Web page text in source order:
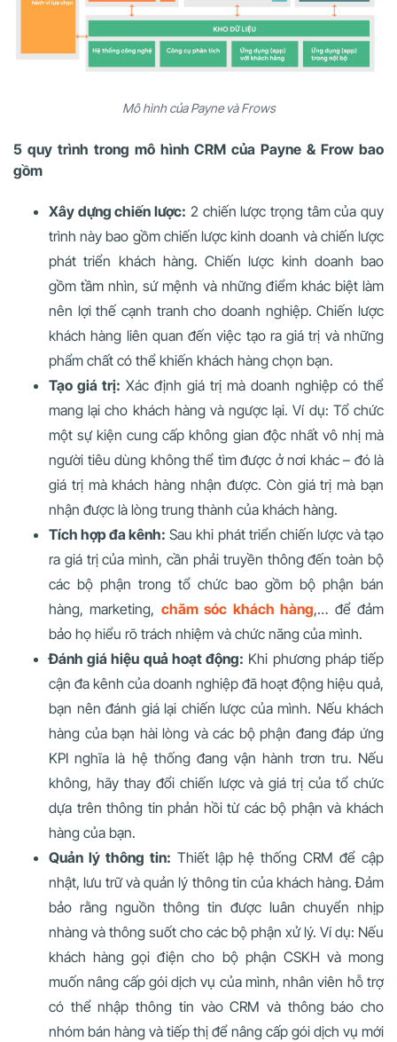
Mô hình của Payne và Frows
5 quy trình trong mô hình CRM của Payne & Frow bao
gồm
Xây dựng chiến lược: 2 chiến lược trọng tâm của quy
trình này bao gồm chiến lược kinh doanh và chiến lược
phát triển khách hàng. Chiến lược kinh doanh bao
gồm tầm nhìn, sứ mệnh và những điểm khác biệt làm
nên lợi thế cạnh tranh cho doanh nghiệp. Chiến lược
khách hàng liên quan đến việc tạo ra giá trị và những
phẩm chất có thể khiến khách hàng chọn bạn.
Tạo giá trị: Xác định giá trị mà doanh nghiệp có thể
mang lại cho khách hàng và ngược lại. Ví dụ: Tổ chức
một sự kiện cung cấp không gian độc nhất vô nhị mà
người tiêu dùng không thể tìm được ở nơi khác – đó là
giá trị mà khách hàng nhận được. Còn giá trị mà bạn
nhận được là lòng trung thành của khách hàng.
Tích hợp đa kênh: Sau khi phát triển chiến lược và tạo
ra giá trị của mình, cần phải truyền thông đến toàn bộ
các bộ phận trong tổ chức bao gồm bộ phận bán
hàng, marketing, chăm sóc khách hàng,… để đảm
bảo họ hiểu rõ trách nhiệm và chức năng của mình.
Đánh giá hiệu quả hoạt động: Khi phương pháp tiếp
cận đa kênh của doanh nghiệp đã hoạt động hiệu quả,
bạn nên đánh giá lại chiến lược của mình. Nếu khách
hàng của bạn hài lòng và các bộ phận đang đáp ứng
KPI nghĩa là hệ thống đang vận hành trơn tru. Nếu
không, hãy thay đổi chiến lược và giá trị của tổ chức
dựa trên thông tin phản hồi từ các bộ phận và khách
hàng của bạn.
Quản lý thông tin: Thiết lập hệ thống CRM để cập
nhật, lưu trữ và quản lý thông tin của khách hàng. Đảm
bảo rằng nguồn thông tin được luân chuyển nhịp
nhàng và thông suốt cho các bộ phận xử lý. Ví dụ: Nếu
khách hàng gọi điện cho bộ phận CSKH và mong
muốn nâng cấp gói dịch vụ của mình, nhân viên hỗ trợ
có thể nhập thông tin vào CRM và thông báo cho
nhóm bán hàng và tiếp thị để nâng cấp gói dịch vụ mới